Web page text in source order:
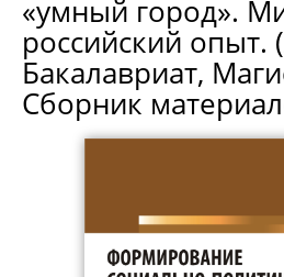
«умный город».
российский опыт.
Бакалавриат,
Сборник